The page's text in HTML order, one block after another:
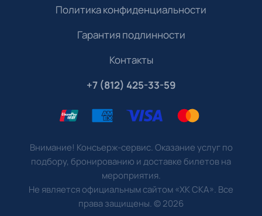
Политика конфиденциальности
Гарантия подлинности
Контакты
+7 (812) 425-33-59
Внимание! Консьерж-сервис. Оказание услуг по
подбору, бронированию и доставке билетов на
мероприятия.
Не является официальным сайтом «ХК СКА». Все
права защищены.©2026